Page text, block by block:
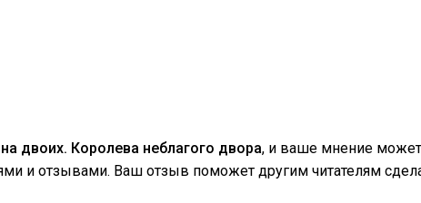
двоих. Королева неблагого двора, и ваше мнение
и отзывами. Ваш отзыв поможет другим читателям